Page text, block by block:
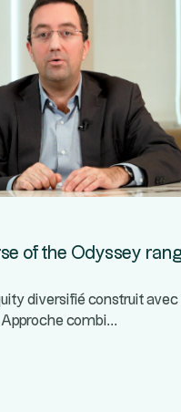
of the Odyssey
diversifié construit avec
combi...